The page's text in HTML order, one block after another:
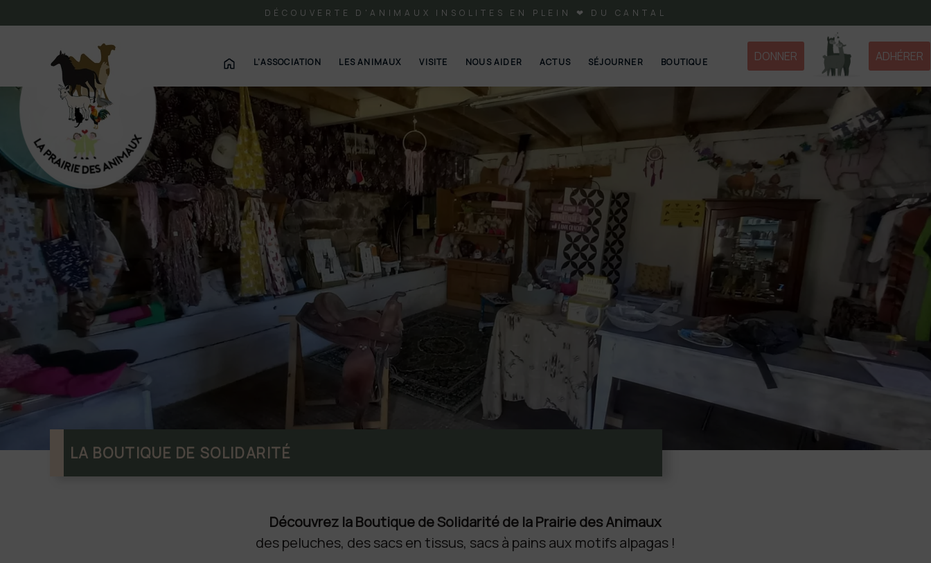
DÉCOUVERTE D'ANIMAUX INSOLITES EN PLEIN ❤ DU CANTAL
DONNER ADHÉRER
L'ASSOCIATION LES ANIMAUX VISITE NOUS AIDER ACTUS SÉJOURNER BOUTIQUE
LA BOUTIQUE DE SOLIDARITÉ
Découvrez la Boutique de Solidarité de la Prairie des Animaux
des peluches, des sacs en tissus, sacs à pains aux motifs alpagas !